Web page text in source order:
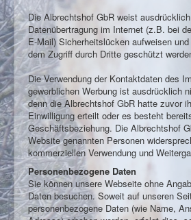
Kontakt
Die Albrechtshof GbR weist
Datenübertragung im Internet (z.B. bei
E-Mail) Sicherheitslücken aufweisen
dem Zugriff durch Dritte geschützt
Die Verwendung der Kontaktdaten des
gewerblichen Werbung ist ausdrücklich
denn die Albrechtshof GbR hatte zuvor
Einwilligung erteilt oder es besteht
Geschäftsbeziehung. Die Albrechtshof
Website genannten Personen
kommerziellen Verwendung und
Personenbezogene Daten
Sie können unsere Webseite ohne
Daten besuchen. Soweit auf unseren
personenbezogene Daten (wie Name,